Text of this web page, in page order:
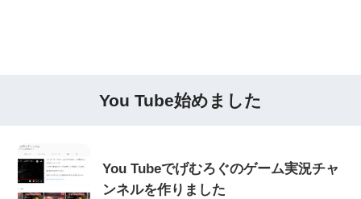
You Tube始めました
You Tubeでげむろぐのゲーム実況チャ
ンネルを作りました